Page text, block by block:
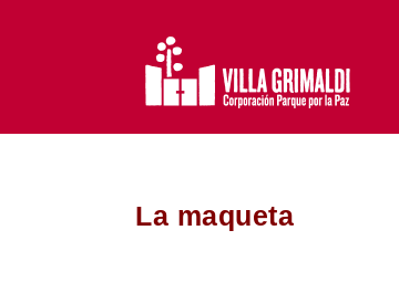
La maqueta